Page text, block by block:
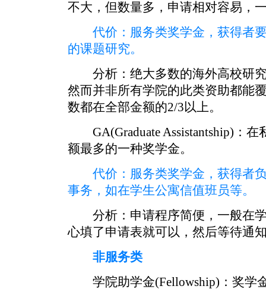
不大，但数量多，申请相对容易，
代价：服务类奖学金，获得者
的课题研究。
分析：绝大多数的海外高校研究
然而并非所有学院的此类资助都能
数都在全部金额的2/3以上。
GA(Graduate Assistantship)：在
额最多的一种奖学金。
代价：服务类奖学金，获得者
事务，如在学生公寓信值班员等。
分析：申请程序简便，一般在学
心填了申请表就可以，然后等待通
非服务类
学院助学金(Fellowship)：奖学